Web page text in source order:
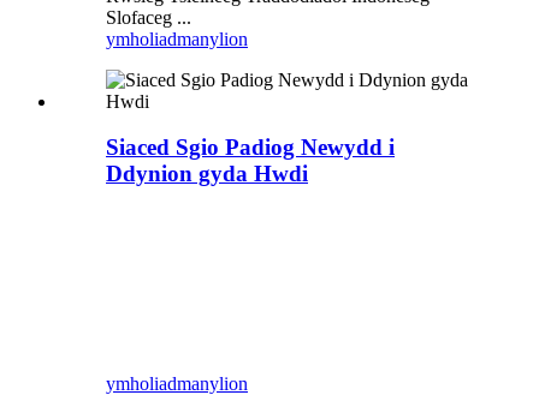
Slofaceg ...
ymholiadmanylion
Siaced Sgio Padiog Newydd i
Ddynion gyda Hwdi
ymholiadmanylion